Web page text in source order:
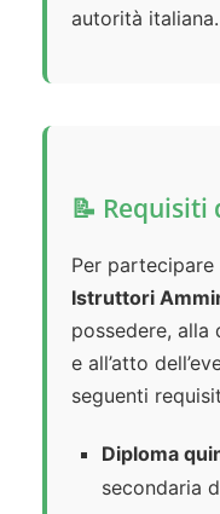
autorità italiana.
📝 Requisiti
Per partecipare
Istruttori
possedere, alla
e all’atto
seguenti
Diploma
secondaria